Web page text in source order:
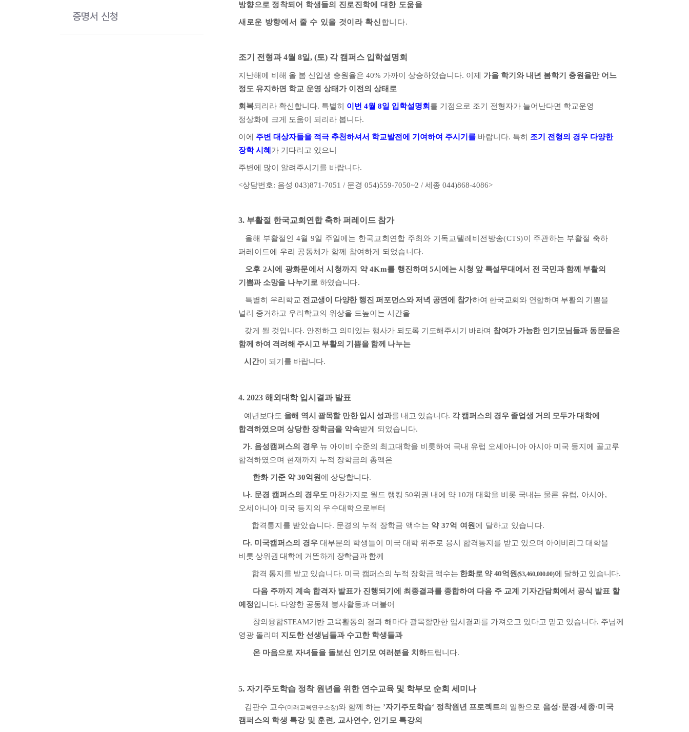
증명서 신청
방향으로 정착되어 학생들의 진로진학에 대한 도움을
새로운 방향에서 줄 수 있을 것이라 확신 합니다.
조기 전형과4월 8일, (토) 각 캠퍼스 입학설명회
지난해에 비해 올 봄 신입생 충원율은 40% 가까이 상승하였습니다. 이제 가을 학기와 내년 봄학기 충원율만 어느
정도 유지하면 학교 운영 상태가 이전의 상태로
회복되리라 확신합니다. 특별히 이번 4월 8일 입학설명회 를 기점으로 조기 전형자가 늘어난다면 학교운영
정상화에 크게 도움이 되리라 봅니다.
이에 주변 대상자들을 적극 추천하셔서 학교발전에 기여하여 주시기를 바랍니다. 특히 조기 전형의 경우 다양한
장학 시혜 가 기다리고 있으니
주변에 많이 알려주시기를 바랍니다.
<상담번호: 음성 043)871-7051 / 문경 054)559-7050~2 / 세종 044)868-4086>
3. 부활절 한국교회연합 축하 퍼레이드 참가
올해 부활절인 4월 9일 주일에는 한국교회연합 주최와 기독교텔레비전방송(CTS)이 주관하는 부활절 축하
퍼레이드에 우리 공동체가 함께 참여하게 되었습니다.
오후 2시에 광화문에서 시청까지 약4Km를 행진하며 5시에는 시청 앞 특설무대에서 전 국민과 함께 부활의
기쁨과 소망을 나누기로 하였습니 다.
특별히 우리학교 전교생이 다양한 행진 퍼포먼스와 저녁 공연에 참가하여 한국교회와 연합하며 부활의 기쁨을
널리 증거하고 우리학교의 위상을 드높이는 시간을
갖게 될 것입니다. 안전하고 의미있는 행사가 되도록 기도해주시기 바라며 참여가 가능한 인기모님들과 동문들은
함께 하여 격려해 주시고 부활의 기쁨을 함께 나누는
시간이 되기를 바랍니다.
4. 2023 해외대학 입시결과 발표
예년보다도 올해 역시 괄목할 만한 입시 성과를 내고 있습니다. 각 캠퍼스의 경우 졸업생 거의 모두가 대학에
합격하였으며 상당한 장학금을 약속받게 되었습니다.
가. 음성캠퍼스의 경우 뉴 아이비 수준의 최고대학을 비롯하여 국내 유럽 오세아니아 아시아 미국 등지에 골고루
합격하였으며 현재까지 누적 장학금의 총액은
한화 기준 약30억원 에 상당합니다.
나. 문경 캠퍼스의 경우도 마찬가지로 월드 랭킹 50위권 내에 약 10개 대학을 비롯 국내는 물론 유럽, 아시아,
오세아니아 미국 등지의 우수대학으로부터
합격통지를 받았습니다. 문경의 누적 장학금 액수는 약 37억 여원 에 달하고 있습니다.
다. 미국캠퍼스의 경우 대부분의 학생들이 미국 대학 위주로 응시 합격통지를 받고 있으며 아이비리그 대학을
비롯 상위권 대학에 거뜬하게 장학금과 함께
합격 통지를 받고 있습니다. 미국 캠퍼스의 누적 장학금 액수는 한화로 약40억원 ($3,460,000.00)에 달하고 있습니다.
다음 주까지 계속 합격자 발표가 진행되기에 최종결과를 종합하여 다음 주 교계 기자간담회에서 공식 발표 할
예정입니다. 다양한 공동체 봉사활동과 더불어
창의융합STEAM기반 교육활동의 결과 해마다 괄목할만한 입시결과를 가져오고 있다고 믿고 있습니다. 주님께
영광 돌리며 지도한 선생님들과 수고한 학생들과
온 마음으로 자녀들을 돌보신 인기모 여러분을 치하드립니다.
5. 자기주도학습 정착 원년을 위한 연수교육 및 학부모 순회 세미나
김판수 교수(미래교육연구소장)와 함께 하는 ’자기주도학습‘ 정착원년 프로젝트의 일환으로 음성·문경·세종·미국
캠퍼스의 학생 특강 및 훈련, 교사연수, 인기모 특강의